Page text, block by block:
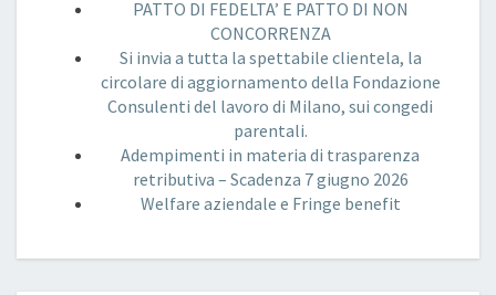
PATTO DI FEDELTA’ E PATTO DI NON
CONCORRENZA
Si invia a tutta la spettabile clientela, la
circolare di aggiornamento della Fondazione
Consulenti del lavoro di Milano, sui congedi
parentali.
Adempimenti in materia di trasparenza
retributiva – Scadenza 7 giugno 2026
Welfare aziendale e Fringe benefit